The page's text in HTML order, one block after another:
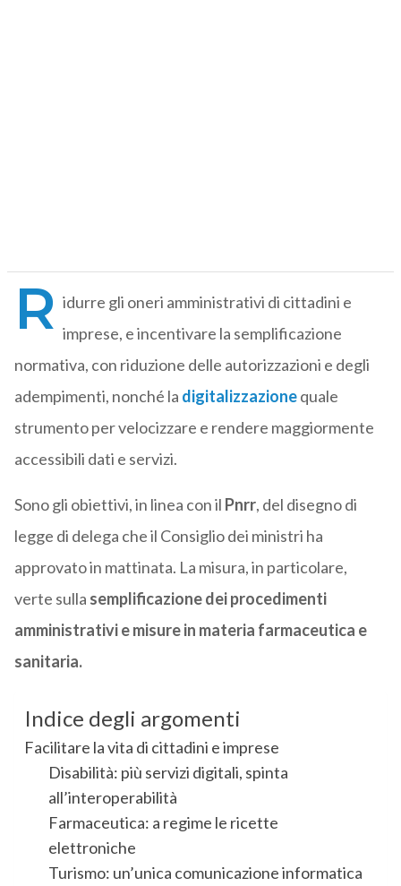
R idurre gli oneri amministrativi di cittadini e
imprese, e incentivare la semplificazione
normativa, con riduzione delle autorizzazioni e degli
adempimenti, nonché la digitalizzazionequale
strumento per velocizzare e rendere maggiormente
accessibili dati e servizi.
Sono gli obiettivi, in linea con il Pnrr, del disegno di
legge di delega che il Consiglio dei ministri ha
approvato in mattinata. La misura, in particolare,
verte sulla semplificazione dei procedimenti
amministrativi e misure in materia farmaceutica e
sanitaria.
Indice degli argomenti
Facilitare la vita di cittadini e imprese
Disabilità: più servizi digitali, spinta
all’interoperabilità
Farmaceutica: a regime le ricette
elettroniche
Turismo: un’unica comunicazione informatica